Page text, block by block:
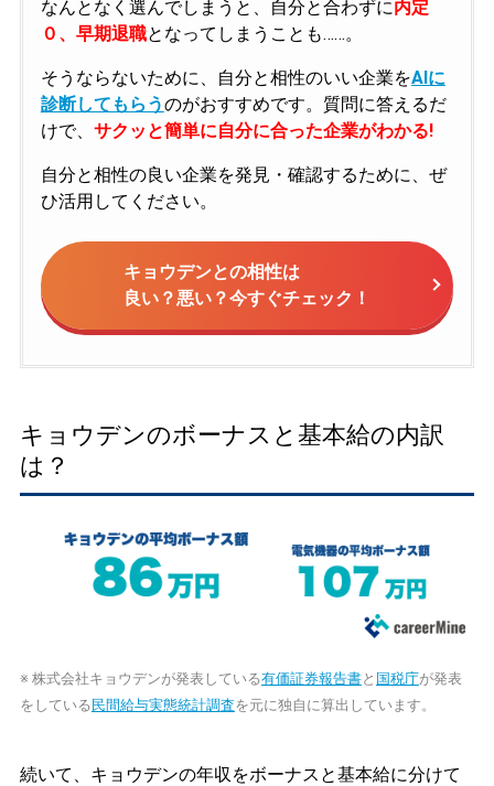
なんとなく選んでしまうと、自分と合わずに内定
０、早期退職となってしまうことも……。
そうならないために、自分と相性のいい企業をAIに
診断してもらうのがおすすめです。質問に答えるだ
けで、 サクッと簡単に自分に合った企業がわかる!
自分と相性の良い企業を発見・確認するために、ぜ
ひ活用してください。
キョウデンとの相性は
良い？悪い？今すぐチェック！
キョウデンのボーナスと基本給の内訳
は？
※ 株式会社キョウデンが発表している有価証券報告書と 国税庁が発表
をしている 民間給与実態統計調査を元に独自に算出しています。
続いて、キョウデンの年収をボーナスと基本給に分けて